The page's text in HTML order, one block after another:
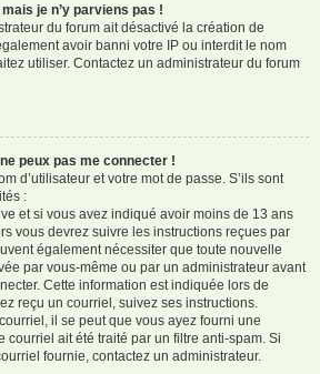
je n’y parviens pas !
du forum ait désactivé la création de
avoir banni votre IP ou interdit le nom
utiliser. Contactez un administrateur du forum
peux pas me connecter !
d’utilisateur et votre mot de passe. S’ils sont
:
et si vous avez indiqué avoir moins de 13 ans
vous devrez suivre les instructions reçues par
également nécessiter que toute nouvelle
par vous-même ou par un administrateur avant
Cette information est indiquée lors de
reçu un courriel, suivez ses instructions.
il se peut que vous ayez fourni une
courriel ait été traité par un filtre anti-spam. Si
fournie, contactez un administrateur.